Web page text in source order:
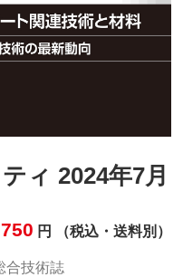
ィ 2024年7月
円 （税込・送料別）
合技術誌